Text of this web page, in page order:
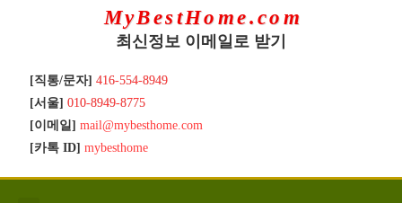
MyBestHome.com
최신정보 이메일로 받기
[직통/문자] 416-554-8949
[서울] 010-8949-8775
[이메일] mail@mybesthome.com
[카톡 ID] mybesthome